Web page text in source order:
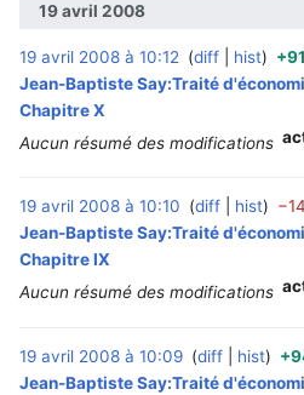
19 avril 2008
19 avril 2008 à 10:12 diff hist
Jean-Baptiste Say:Traité
Chapitre X
Aucun résumé des modifications
19 avril 2008 à 10:10 diff hist −14
Jean-Baptiste Say:Traité
Chapitre IX
Aucun résumé des modifications
19 avril 2008 à 10:09 diff hist
Jean-Baptiste Say:Traité